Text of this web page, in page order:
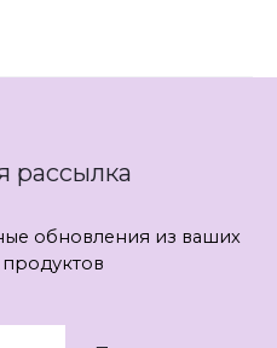
рассылка
обновления из ваших